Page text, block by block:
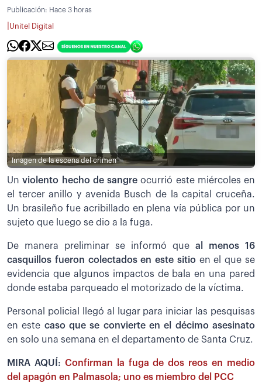
Publicación: Hace 3 horas
Unitel Digital
Imagen de la escena del crimen
Unviolento hecho de sangreocurrió este miércoles en
el tercer anillo y avenida Busch de la capital cruceña.
Un brasileño fue acribillado en plena vía pública por un
sujeto que luego se dio a la fuga.
De manera preliminar se informó que al menos 16
casquillos fueron colectados en este sitioen el que se
evidencia que algunos impactos de bala en una pared
donde estaba parqueado el motorizado de la víctima.
Personal policial llegó al lugar para iniciar las pesquisas
en este caso que se convierte en el décimo asesinato
en solo una semana en el departamento de Santa Cruz.
MIRA AQUÍ: Confirman la fuga de dos reos en medio
del apagón en Palmasola; uno es miembro del PCC